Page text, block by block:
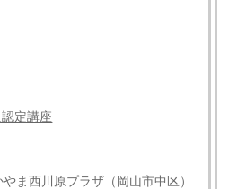
定講座
ま西川原プラザ（岡山市中区）